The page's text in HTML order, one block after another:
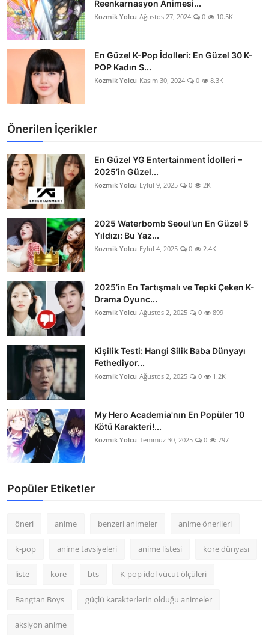
Reenkarnasyon Animesi...
Kozmik Yolcu Ağustos 27, 2024 0 10.5K
En Güzel K-Pop İdolleri: En Güzel 30 K-
POP Kadın S...
Kozmik Yolcu Kasım 30, 2024 0 8.3K
Önerilen İçerikler
En Güzel YG Entertainment İdolleri –
2025’in Güzel...
Kozmik Yolcu Eylül 9, 2025 0 2K
2025 Waterbomb Seoul’un En Güzel 5
Yıldızı: Bu Yaz...
Kozmik Yolcu Eylül 4, 2025 0 2.4K
2025’in En Tartışmalı ve Tepki Çeken K-
Drama Oyunc...
Kozmik Yolcu Ağustos 2, 2025 0 899
Kişilik Testi: Hangi Silik Baba Dünyayı
Fethediyor...
Kozmik Yolcu Ağustos 2, 2025 0 1.2K
My Hero Academia'nın En Popüler 10
Kötü Karakteri!...
Kozmik Yolcu Temmuz 30, 2025 0 797
Popüler Etiketler
öneri anime benzeri animeler anime önerileri
k-pop anime tavsiyeleri anime listesi kore dünyası
liste kore bts K-pop idol vücut ölçüleri
Bangtan Boys güçlü karakterlerin olduğu animeler
aksiyon anime